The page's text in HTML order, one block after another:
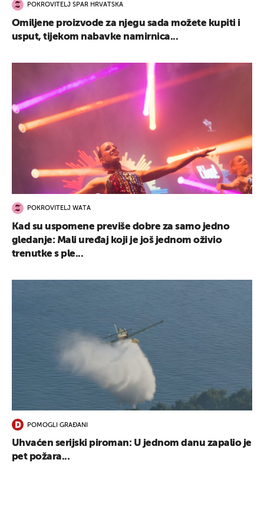
POKROVITELJ SPAR HRVATSKA
Omiljene proizvode za njegu sada možete kupiti i
usput, tijekom nabavke namirnica...
POKROVITELJ WATA
Kad su uspomene previše dobre za samo jedno
gledanje: Mali uređaj koji je još jednom oživio
trenutke s ple...
POMOGLI GRAĐANI
Uhvaćen serijski piroman: U jednom danu zapalio je
pet požara...